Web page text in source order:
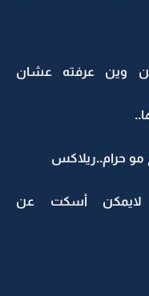
وين عرفته عشان
مو حرام..ريلاكس
لايمكن أسكت عن